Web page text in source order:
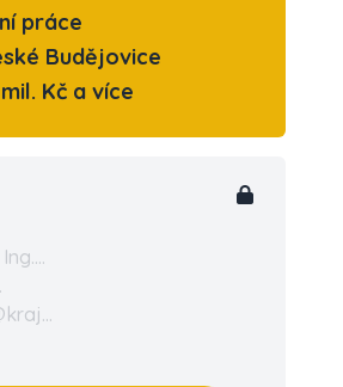
práce
Budějovice
Kč a více